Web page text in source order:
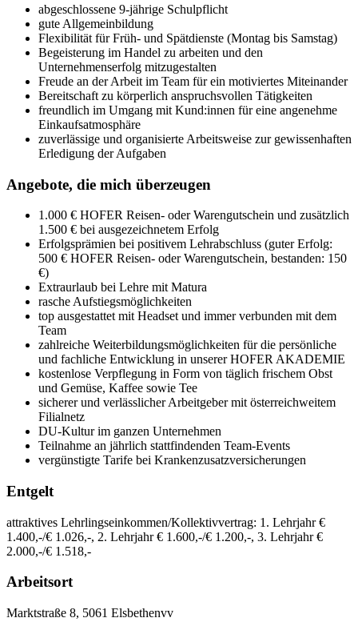
abgeschlossene 9-jährige Schulpflicht
gute Allgemeinbildung
Flexibilität für Früh- und Spätdienste (Montag bis Samstag)
Begeisterung im Handel zu arbeiten und den
Unternehmenserfolg mitzugestalten
Freude an der Arbeit im Team für ein motiviertes Miteinander
Bereitschaft zu körperlich anspruchsvollen Tätigkeiten
freundlich im Umgang mit Kund:innen für eine angenehme
Einkaufsatmosphäre
zuverlässige und organisierte Arbeitsweise zur gewissenhaften
Erledigung der Aufgaben
Angebote, die mich überzeugen
1.000 € HOFER Reisen- oder Warengutschein und zusätzlich
1.500 € bei ausgezeichnetem Erfolg
Erfolgsprämien bei positivem Lehrabschluss (guter Erfolg:
500 € HOFER Reisen- oder Warengutschein, bestanden: 150
€)
Extraurlaub bei Lehre mit Matura
rasche Aufstiegsmöglichkeiten
top ausgestattet mit Headset und immer verbunden mit dem
Team
zahlreiche Weiterbildungsmöglichkeiten für die persönliche
und fachliche Entwicklung in unserer HOFER AKADEMIE
kostenlose Verpflegung in Form von täglich frischem Obst
und Gemüse, Kaffee sowie Tee
sicherer und verlässlicher Arbeitgeber mit österreichweitem
Filialnetz
DU-Kultur im ganzen Unternehmen
Teilnahme an jährlich stattfindenden Team-Events
vergünstigte Tarife bei Krankenzusatzversicherungen
Entgelt
attraktives Lehrlingseinkommen/Kollektivvertrag: 1. Lehrjahr €
1.400,-/€ 1.026,-, 2. Lehrjahr € 1.600,-/€ 1.200,-, 3. Lehrjahr €
2.000,-/€ 1.518,-
Arbeitsort
​Marktstraße 8, 5061 Elsbethenvv​​